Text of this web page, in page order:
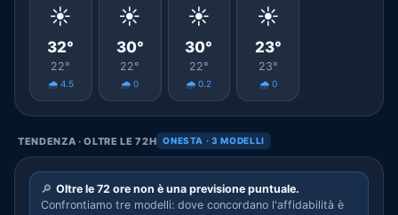
☀️
32°
22°
🌧️ 4.5
☀️
30°
22°
🌧️ 0
☀️
30°
22°
🌧️ 0.2
☀️
23°
23°
🌧️ 0
TENDENZA · OLTRE LE 72H ONESTA · 3 MODELLI
🔎 Oltre le 72 ore non è una previsione puntuale.
Confrontiamo tre modelli: dove concordano l'affidabilità è